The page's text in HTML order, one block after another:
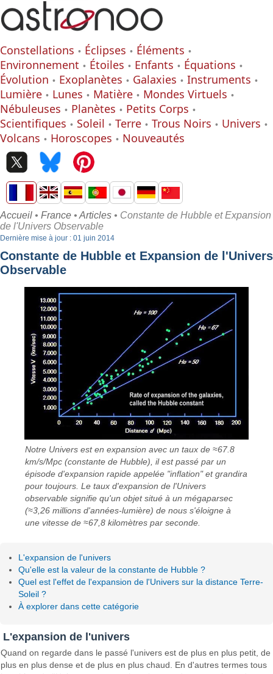
Constellations Éclipses
Éléments
Environnement
Étoiles Enfants
Équations
Évolution
Exoplanètes Galaxies
Instruments
Lumière
Lunes Matière
Mondes Virtuels
Nébuleuses
Planètes
Petits Corps
Scientifiques
Soleil Terre Trous Noirs
Univers
Volcans
Horoscopes Nouveautés
Accueil • France • Articles • Constante de Hubble et Expansion
de l'Univers Observable
Dernière mise à jour : 01 juin 2014
Constante de Hubble et Expansion de l'Univers
Observable
Notre Univers est en expansion avec un taux de ≈67.8
km/s/Mpc (constante de Hubble), il est passé par un
épisode d'expansion rapide appelée "inflation" et grandira
pour toujours. Le taux d'expansion de l'Univers
observable signifie qu'un objet situé à un mégaparsec
(≈3,26 millions d'années-lumière) de nous s'éloigne à
une vitesse de ≈67,8 kilomètres par seconde.
L'expansion de l'univers
Qu'elle est la valeur de la constante de Hubble ?
Quel est l'effet de l'expansion de l'Univers sur la distance Terre-
Soleil ?
À explorer dans cette catégorie
L'expansion de l'univers
Quand on regarde dans le passé l'univers est de plus en plus petit, de
plus en plus dense et de plus en plus chaud. En d'autres termes tous